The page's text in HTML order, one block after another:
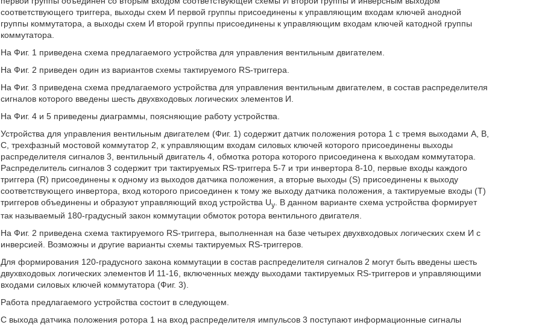
соответствующего триггера, выходы схем И первой группы присоединены к управляющим входам ключей анодной
группы коммутатора, а выходы схем И второй группы присоединены к управляющим входам ключей катодной группы
коммутатора.
На Фиг. 1 приведена схема предлагаемого устройства для управления вентильным двигателем.
На Фиг. 2 приведен один из вариантов схемы тактируемого RS-триггера.
На Фиг. 3 приведена схема предлагаемого устройства для управления вентильным двигателем, в состав распределителя
сигналов которого введены шесть двухвходовых логических элементов И.
На Фиг. 4 и 5 приведены диаграммы, поясняющие работу устройства.
Устройства для управления вентильным двигателем (Фиг. 1) содержит датчик положения ротора 1 с тремя выходами A, B,
C, трехфазный мостовой коммутатор 2, к управляющим входам силовых ключей которого присоединены выходы
распределителя сигналов 3, вентильный двигатель 4, обмотка ротора которого присоединена к выходам коммутатора.
Распределитель сигналов 3 содержит три тактируемых RS-триггера 5-7 и три инвертора 8-10, первые входы каждого
триггера (R) присоединены к одному из выходов датчика положения, а вторые выходы (S) присоединены к выходу
соответствующего инвертора, вход которого присоединен к тому же выходу датчика положения, а тактируемые входы (T)
триггеров объединены и образуют управляющий вход устройства Uу. В данном варианте схема устройства формирует
так называемый 180-градусный закон коммутации обмоток ротора вентильного двигателя.
На Фиг. 2 приведена схема тактируемого RS-триггера, выполненная на базе четырех двухвходовых логических схем И с
инверсией. Возможны и другие варианты схемы тактируемых RS-триггеров.
Для формирования 120-градусного закона коммутации в состав распределителя сигналов 2 могут быть введены шесть
двухвходовых логических элементов И 11-16, включенных между выходами тактируемых RS-триггеров и управляющими
входами силовых ключей коммутатора (Фиг. 3).
Работа предлагаемого устройства состоит в следующем.
С выхода датчика положения ротора 1 на вход распределителя импульсов 3 поступают информационные сигналы